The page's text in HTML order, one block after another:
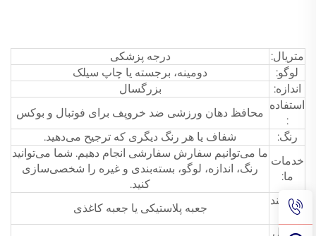
متریال:
درجه پزشکی
لوگو:
دومینه، برجسته یا چاپ سیلک
اندازه:
بزرگسال
استفاده
:
محافظ دهان ورزشی ضد خروپف برای فوتبال و بوکس
رنگ:
شفاف یا هر رنگ دیگری که ترجیح می‌دهید.
خدمات
ما:
ما می‌توانیم سفارش سفارشی انجام دهیم. شما می‌توانید
رنگ، اندازه، لوگو، بسته‌بندی و غیره را شخصی‌سازی
کنید.
بسته‌بند
ی:
جعبه پلاستیکی یا جعبه کاغذی
حداقل